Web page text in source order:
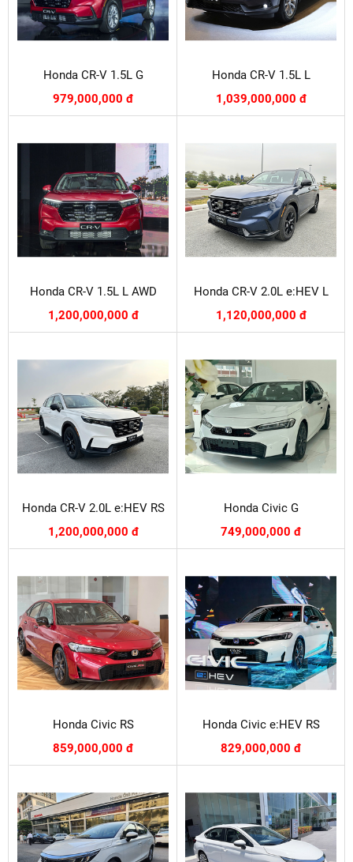
Honda CR-V 1.5L G
979,000,000 đ
Honda CR-V 1.5L L
1,039,000,000 đ
Honda CR-V 1.5L L AWD
1,200,000,000 đ
Honda CR-V 2.0L e:HEV L
1,120,000,000 đ
Honda CR-V 2.0L e:HEV RS
1,200,000,000 đ
Honda Civic G
749,000,000 đ
Honda Civic RS
859,000,000 đ
Honda Civic e:HEV RS
829,000,000 đ